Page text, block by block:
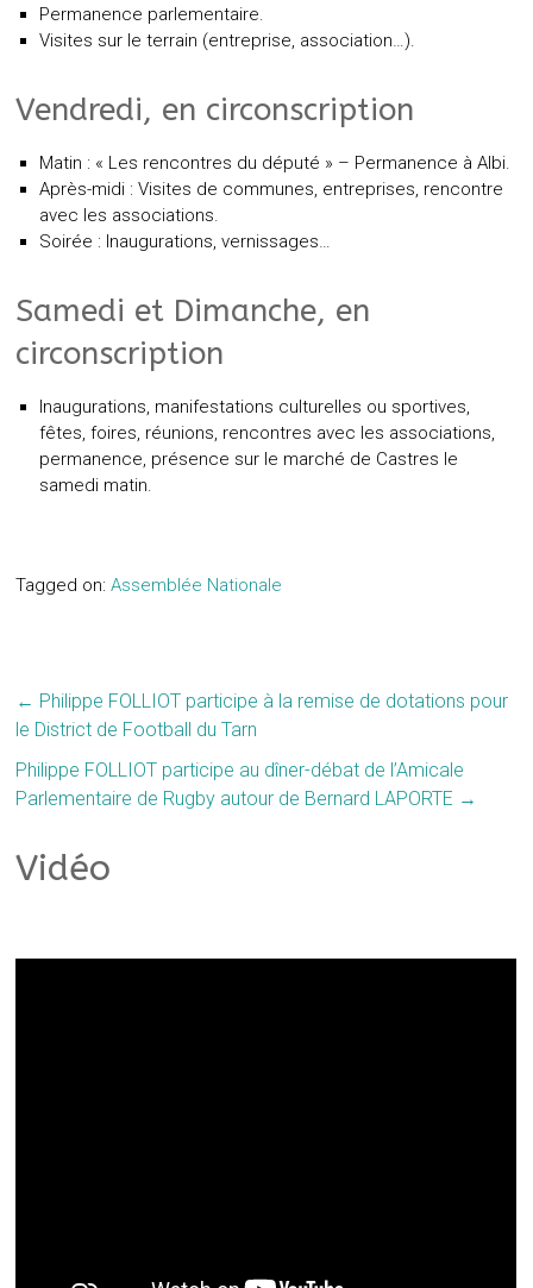
Permanence parlementaire.
Visites sur le terrain (entreprise, association…).
Vendredi, en circonscription
Matin : « Les rencontres du député » – Permanence à Albi.
Après-midi : Visites de communes, entreprises, rencontre
avec les associations.
Soirée : Inaugurations, vernissages…
Samedi et Dimanche, en
circonscription
Inaugurations, manifestations culturelles ou sportives,
fêtes, foires, réunions, rencontres avec les associations,
permanence, présence sur le marché de Castres le
samedi matin.
Tagged on:Assemblée Nationale
← Philippe FOLLIOT participe à la remise de dotations pour
le District de Football du Tarn
Philippe FOLLIOT participe au dîner-débat de l’Amicale
Parlementaire de Rugby autour de Bernard LAPORTE →
Vidéo